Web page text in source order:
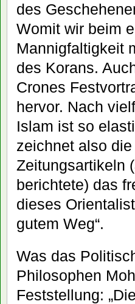
des
Womit wir beim
Mannigfaltigkeit
des Korans.
Crones
hervor. Nach
Islam ist so
zeichnet also
Zeitungsartikeln (
berichtete) das
dieses
gutem Weg“.
Was das
Philosophen
Feststellung: